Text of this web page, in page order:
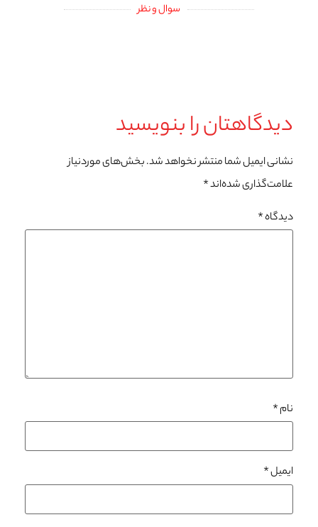
سوال و نظر
دیدگاهتان را بنویسید
نشانی ایمیل شما منتشر نخواهد شد.بخش‌های موردنیاز
علامت‌گذاری شده‌اند*
دیدگاه*
نام*
ایمیل*